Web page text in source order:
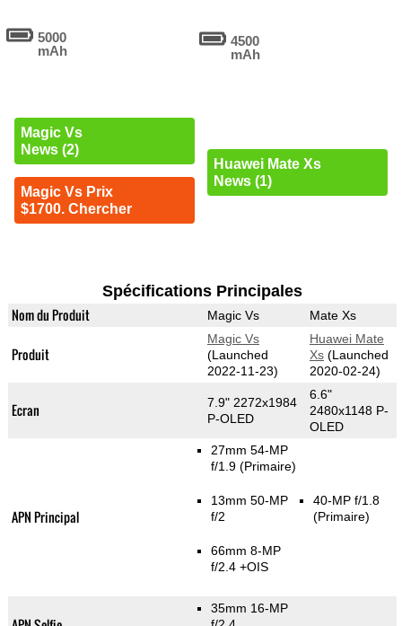
5000
mAh
Magic Vs
News (2)
Magic Vs Prix
$1700. Chercher
4500
mAh
Huawei Mate Xs
News (1)
Spécifications Principales
Nom du Produit Magic Vs Mate Xs
Produit
Magic Vs
(Launched
2022-11-23)
Huawei Mate
Xs(Launched
2020-02-24)
Ecran
7.9" 2272x1984
P-OLED
6.6"
2480x1148 P-
OLED
APN Principal
27mm 54-MP
f/1.9(Primaire)
13mm 50-MP
f/2
66mm 8-MP
f/2.4 +OIS
40-MP f/1.8
(Primaire)
35mm 16-MP